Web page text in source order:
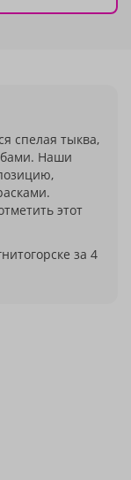
спелая тыква,
Наши
этот
за 4